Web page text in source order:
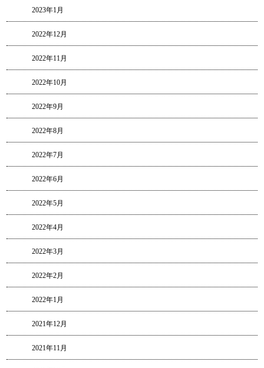
2023年1月
2022年12月
2022年11月
2022年10月
2022年9月
2022年8月
2022年7月
2022年6月
2022年5月
2022年4月
2022年3月
2022年2月
2022年1月
2021年12月
2021年11月